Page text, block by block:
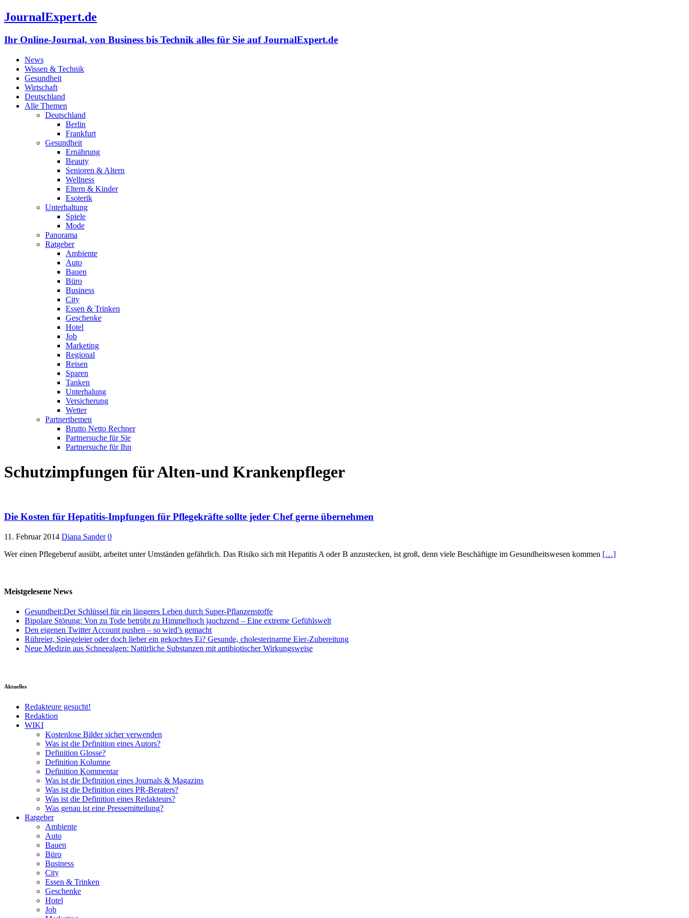
JournalExpert.de
Ihr Online-Journal, von Business bis Technik alles für Sie auf JournalExpert.de
News
Wissen & Technik
Gesundheit
Wirtschaft
Deutschland
Alle Themen
Deutschland
Berlin
Frankfurt
Gesundheit
Ernährung
Beauty
Senioren & Altern
Wellness
Eltern & Kinder
Esoterik
Unterhaltung
Spiele
Mode
Panorama
Ratgeber
Ambiente
Auto
Bauen
Büro
Business
City
Essen & Trinken
Geschenke
Hotel
Job
Marketing
Regional
Reisen
Sparen
Tanken
Unterhalung
Versicherung
Wetter
Partnerthemen
Brutto Netto Rechner
Partnersuche für Sie
Partnersuche für Ihn
Schutzimpfungen für Alten-und Krankenpfleger
Die Kosten für Hepatitis-Impfungen für Pflegekräfte sollte jeder Chef gerne übernehmen
11. Februar 2014 Diana Sander 0
Wer einen Pflegeberuf ausübt, arbeitet unter Umständen gefährlich. Das Risiko sich mit Hepatitis A oder B anzustecken, ist groß, denn viele Beschäftigte im Gesundheitswesen kommen […]
Meistgelesene News
Gesundheit:Der Schlüssel für ein längeres Leben durch Super-Pflanzenstoffe
Bipolare Störung: Von zu Tode betrübt zu Himmelhoch jauchzend – Eine extreme Gefühlswelt
Den eigenen Twitter Account pushen – so wird’s gemacht
Rühreier, Spiegeleier oder doch lieber ein gekochtes Ei? Gesunde, cholesterinarme Eier-Zubereitung
Neue Medizin aus Schneealgen: Natürliche Substanzen mit antibiotischer Wirkungsweise
Aktuelles
Redakteure gesucht!
Redaktion
WIKI
Kostenlose Bilder sicher verwenden
Was ist die Definition eines Autors?
Definition Glosse?
Definition Kolumne
Definition Kommentar
Was ist die Definition eines Journals & Magazins
Was ist die Definition eines PR-Beraters?
Was ist die Definition eines Redakteurs?
Was genau ist eine Pressemitteilung?
Ratgeber
Ambiente
Auto
Bauen
Büro
Business
City
Essen & Trinken
Geschenke
Hotel
Job